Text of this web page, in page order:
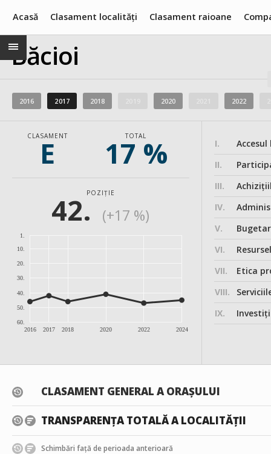
Acasă Clasament localități Clasament raioane
Băcioi
2016 2017 2018 2020 2022
CLASAMENT
E TOTAL
17 %
POZIȚIE
42. (+17 %)
2016 2017 2018 2020 2022 2024
1.
10.
20.
30.
40.
50.
60.
I.
II.
III.
IV.
V.
VI.
VII.
Etica
VIII.
IX.
Investițiile,
CLASAMENT GENERAL A ORAȘULUI
TRANSPARENȚA TOTALĂ A LOCALITĂȚII
Schimbări față de perioada anterioară